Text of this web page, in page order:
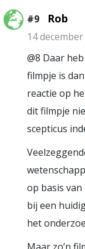
#9 Rob
14
@8 Daar
filmpje is
reactie op
dit filmpje
scepticus
op basis
bij een
het